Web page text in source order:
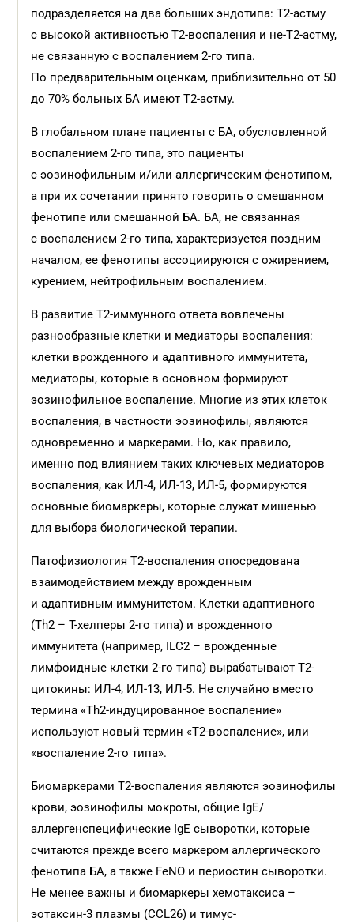
подразделяется на два больших эндотипа: T2-астму
с высокой активностью Т2-воспаления и не-Т2-астму,
не связанную с воспалением 2-го типа.
По предварительным оценкам, приблизительно от 50
до 70% больных БА имеют Т2-астму.
В глобальном плане пациенты с БА, обусловленной
воспалением 2-го типа, это пациенты
с эозинофильным и/или аллергическим фенотипом,
а при их сочетании принято говорить о смешанном
фенотипе или смешанной БА. БА, не связанная
с воспалением 2-го типа, характеризуется поздним
началом, ее фенотипы ассоциируются с ожирением,
курением, нейтрофильным воспалением.
В развитие Т2-иммунного ответа вовлечены
разнообразные клетки и медиаторы воспаления:
клетки врожденного и адаптивного иммунитета,
медиаторы, которые в основном формируют
эозинофильное воспаление. Многие из этих клеток
воспаления, в частности эозинофилы, являются
одновременно и маркерами. Но, как правило,
именно под влиянием таких ключевых медиаторов
воспаления, как ИЛ-4, ИЛ-13, ИЛ-5, формируются
основные биомаркеры, которые служат мишенью
для выбора биологической терапии.
Патофизиология Т2-воспаления опосредована
взаимодействием между врожденным
и адаптивным иммунитетом. Клетки адаптивного
(Th2 – Т-хелперы 2-го типа) и врожденного
иммунитета (например, ILC2 – врожденные
лимфоидные клетки 2-го типа) вырабатывают Т2-
цитокины: ИЛ-4, ИЛ-13, ИЛ-5. Не случайно вместо
термина «Th2-индуцированное воспаление»
используют новый термин «Т2-воспаление», или
«воспаление 2-го типа».
Биомаркерами Т2-воспаления являются эозинофилы
крови, эозинофилы мокроты, общие IgE/
аллергенспецифические IgЕ сыворотки, которые
считаются прежде всего маркером аллергического
фенотипа БА, а также FeNO и периостин сыворотки.
Не менее важны и биомаркеры хемотаксиса –
эотаксин-3 плазмы (CCL26) и тимус-